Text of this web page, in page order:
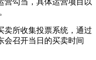
所收集投票系统，通过
会召开当日的买卖时间